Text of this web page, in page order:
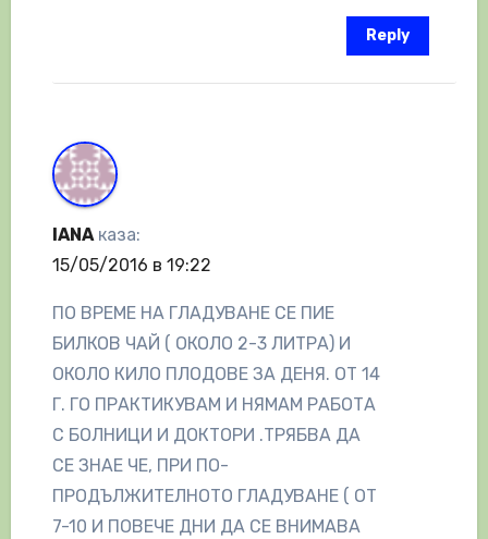
Reply
IANA каза:
15/05/2016 в 19:22
ПО ВРЕМЕ НА ГЛАДУВАНЕ СЕ ПИЕ
БИЛКОВ ЧАЙ ( ОКОЛО 2-3 ЛИТРА) И
ОКОЛО КИЛО ПЛОДОВЕ ЗА ДЕНЯ. ОТ 14
Г. ГО ПРАКТИКУВАМ И НЯМАМ РАБОТА
С БОЛНИЦИ И ДОКТОРИ .ТРЯБВА ДА
СЕ ЗНАЕ ЧЕ, ПРИ ПО-
ПРОДЪЛЖИТЕЛНОТО ГЛАДУВАНЕ ( ОТ
7-10 И ПОВЕЧЕ ДНИ ДА СЕ ВНИМАВА